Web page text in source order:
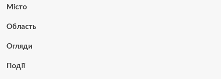
Місто
Область
Огляди
Події